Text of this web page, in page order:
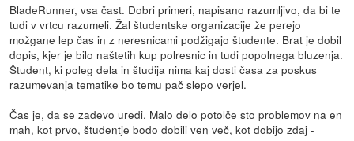
BladeRunner, vsa čast. Dobri primeri, napisano razumljivo, da bi te
tudi v vrtcu razumeli. Žal študentske organizacije že perejo
možgane lep čas in z neresnicami podžigajo študente. Brat je dobil
dopis, kjer je bilo naštetih kup polresnic in tudi popolnega bluzenja.
Študent, ki poleg dela in študija nima kaj dosti časa za poskus
razumevanja tematike bo temu pač slepo verjel.
Čas je, da se zadevo uredi. Malo delo potolče sto problemov na en
mah, kot prvo, študentje bodo dobili ven več, kot dobijo zdaj -